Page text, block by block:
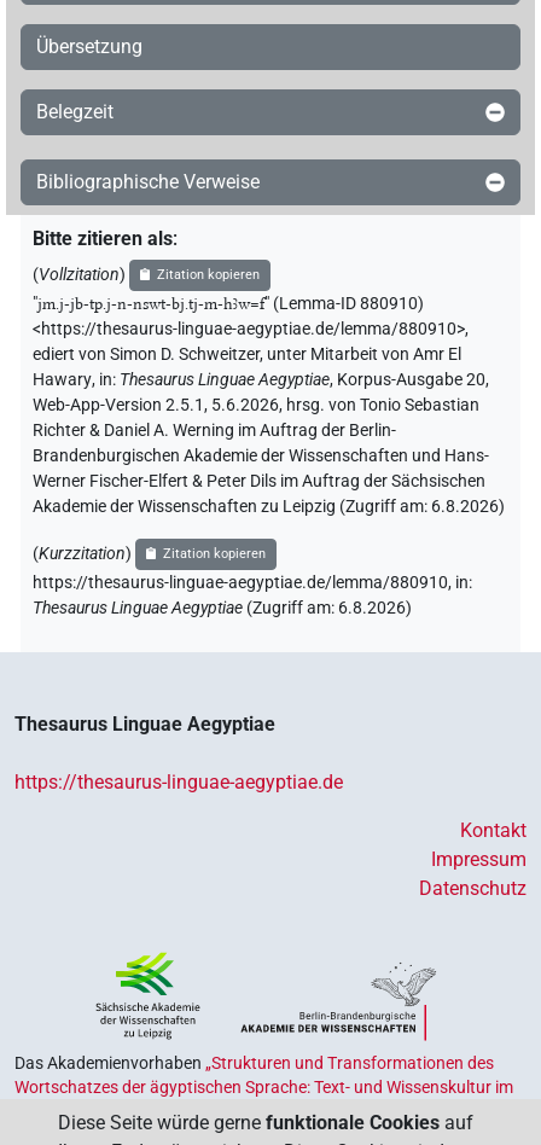
Übersetzung
Belegzeit
Bibliographische Verweise
Bitte zitieren als:
(Vollzitation) Zitation kopieren
"jm.j-jb-tp.j-n-nswt-bj.tj-m-hꜣw=f" (Lemma-ID 880910)
<https://thesaurus-linguae-aegyptiae.de/lemma/880910>,
ediert von Simon D. Schweitzer, unter Mitarbeit von Amr El
Hawary, in: Thesaurus Linguae Aegyptiae, Korpus-Ausgabe 20,
Web-App-Version 2.5.1, 5.6.2026, hrsg. von Tonio Sebastian
Richter & Daniel A. Werning im Auftrag der Berlin-
Brandenburgischen Akademie der Wissenschaften und Hans-
Werner Fischer-Elfert & Peter Dils im Auftrag der Sächsischen
Akademie der Wissenschaften zu Leipzig (Zugriff am: 6.8.2026)
(Kurzzitation) Zitation kopieren
https://thesaurus-linguae-aegyptiae.de/lemma/880910, in:
Thesaurus Linguae Aegyptiae (Zugriff am: 6.8.2026)
Thesaurus Linguae Aegyptiae
https://thesaurus-linguae-aegyptiae.de
Kontakt
Impressum
Datenschutz
Das Akademienvorhaben „Strukturen und Transformationen des
Wortschatzes der ägyptischen Sprache: Text- und Wissenskultur im
Alten Ägypten‟
ist Teil des von Bund und Ländern geförderten
Akademienprogramms , das der Erhaltung, Sicherung und
Diese Seite würde gerne funktionale Cookies auf